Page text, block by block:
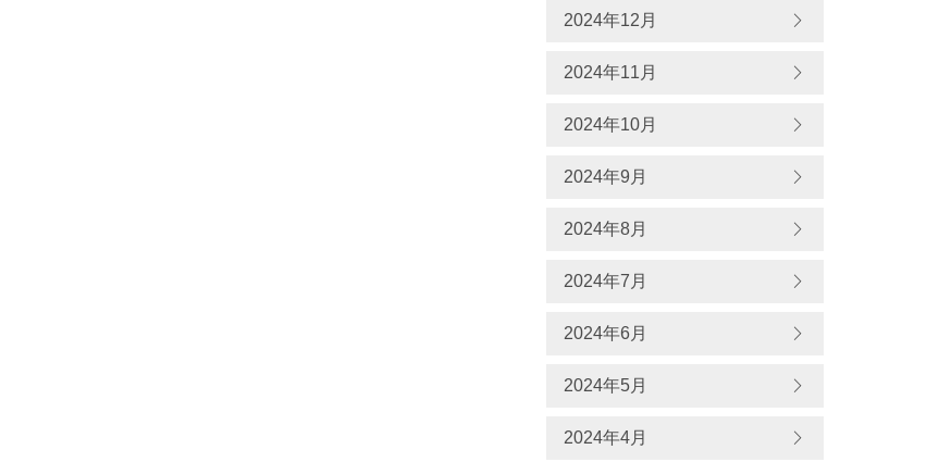
2024年12月
2024年11月
2024年10月
2024年9月
2024年8月
2024年7月
2024年6月
2024年5月
2024年4月